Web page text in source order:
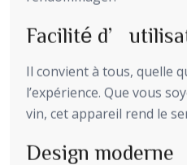
Facilité
Il convient à tous, quelle
l’expérience. Que vous
vin, cet appareil rend le
Design moderne